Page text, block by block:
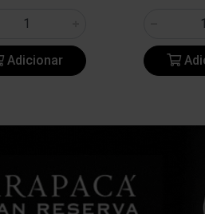
Adicionar